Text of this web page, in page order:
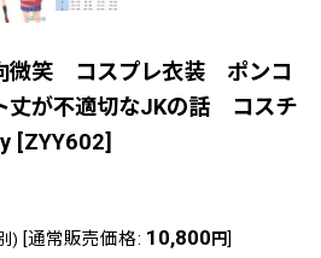
微笑 コスプレ衣装 ポンコ
丈が不適切なJKの話 コスチ
[ZYY602]
) [通常販売価格: 10,800 円]